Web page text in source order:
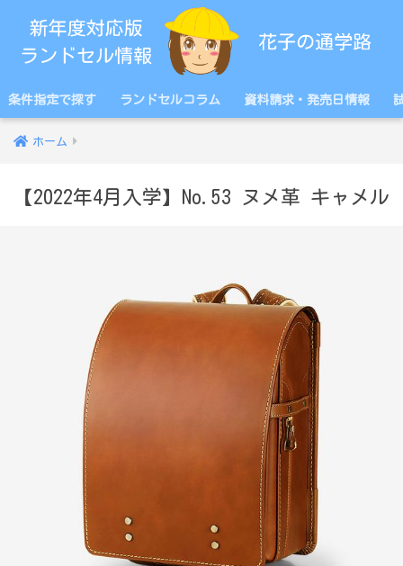
条件指定で探す ランドセルコラム 資料請求・発売日情報
ホーム
【2022年4月入学】No.53 ヌメ革 キャメル